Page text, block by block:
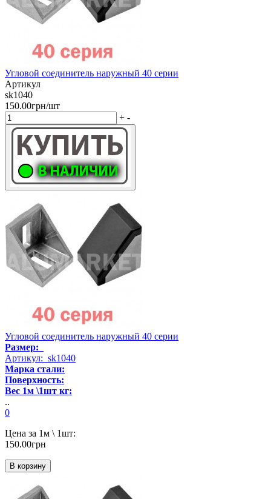
Угловой соединитель наружный 40 серии
Артикул
sk1040
150.00грн/шт
+ -
Угловой соединитель наружный 40 серии
Размер:
Артикул: sk1040
Марка стали:
Поверхность:
Вес 1м \1шт кг:
..
0
Цена за 1м \ 1шт:
150.00грн
В корзину